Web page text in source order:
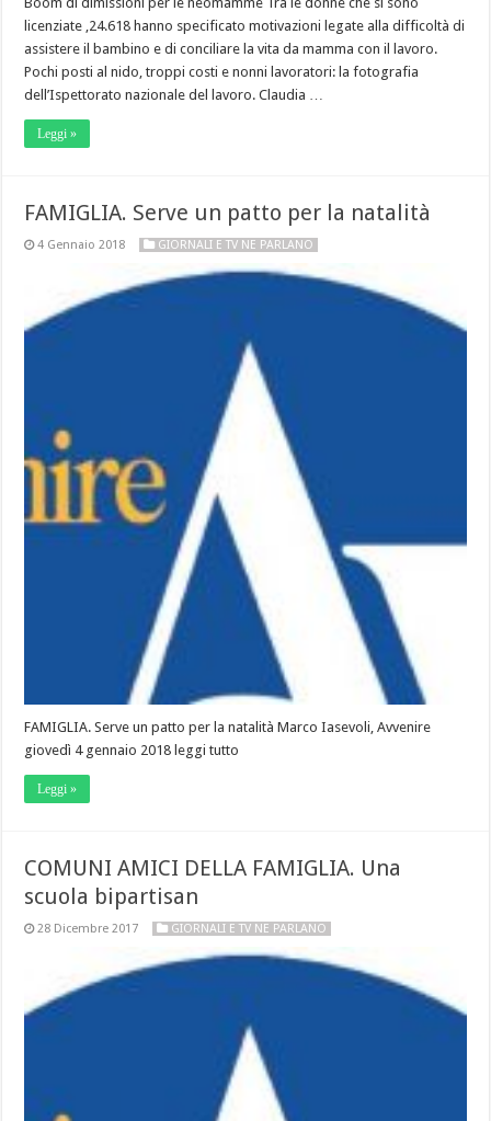
licenziate ,24.618 hanno specificato motivazioni legate alla difficoltà di
assistere il bambino e di conciliare la vita da mamma con il lavoro.
Pochi posti al nido, troppi costi e nonni lavoratori: la fotografia
dell’Ispettorato nazionale del lavoro. Claudia …
Leggi »
FAMIGLIA. Serve un patto per la natalità
4 Gennaio 2018 GIORNALI E TV NE PARLANO
FAMIGLIA. Serve un patto per la natalità Marco Iasevoli, Avvenire
giovedì 4 gennaio 2018 leggi tutto
Leggi »
COMUNI AMICI DELLA FAMIGLIA. Una
scuola bipartisan
28 Dicembre 2017 GIORNALI E TV NE PARLANO